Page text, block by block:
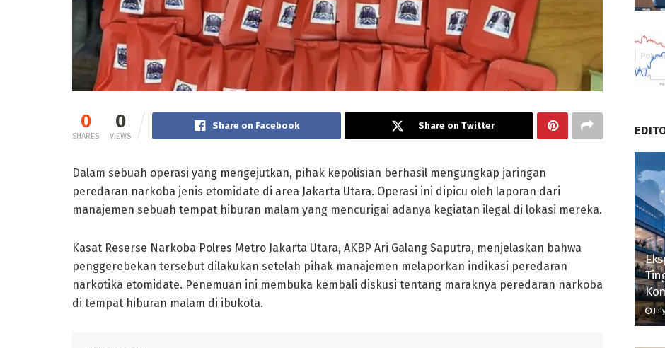
0
SHARES
0
VIEWS
Share on Facebook Share on Twitter
Dalam sebuah operasi yang mengejutkan, pihak kepolisian berhasil mengungkap jaringan
peredaran narkoba jenis etomidate di area Jakarta Utara. Operasi ini dipicu oleh laporan dari
manajemen sebuah tempat hiburan malam yang mencurigai adanya kegiatan ilegal di lokasi mereka.
Kasat Reserse Narkoba Polres Metro Jakarta Utara, AKBP Ari Galang Saputra, menjelaskan bahwa
penggerebekan tersebut dilakukan setelah pihak manajemen melaporkan indikasi peredaran
narkotika etomidate. Penemuan ini membuka kembali diskusi tentang maraknya peredaran narkoba
di tempat hiburan malam di ibukota.